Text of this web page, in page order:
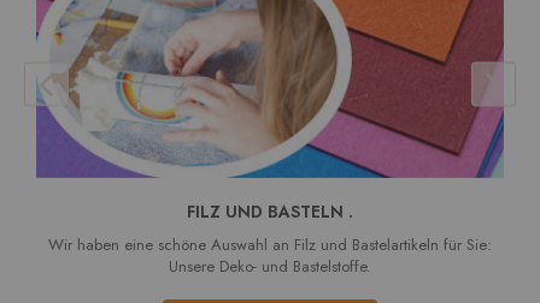
FILZ UND BASTELN .
Wir haben eine schöne Auswahl an Filz und Bastelartikeln für Sie:
Unsere Deko- und Bastelstoffe.